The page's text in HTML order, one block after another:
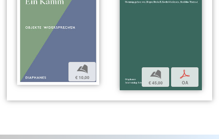
b
€ 10,00 b
€ 45,00
p
OA